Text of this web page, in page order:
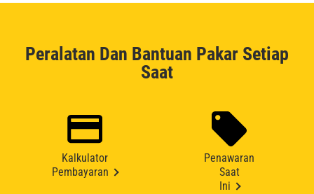
Peralatan Dan Bantuan Pakar Setiap
Saat
Kalkulator
Pembayaran
Penawaran
Saat
Ini